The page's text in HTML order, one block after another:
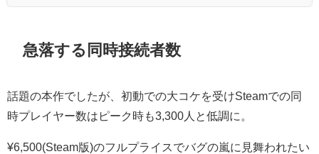
急落する同時接続者数
話題の本作でしたが、初動での大コケを受けSteamでの同
時プレイヤー数はピーク時も3,300人と低調に。
¥6,500(Steam版)のフルプライスでバグの嵐に見舞われたい